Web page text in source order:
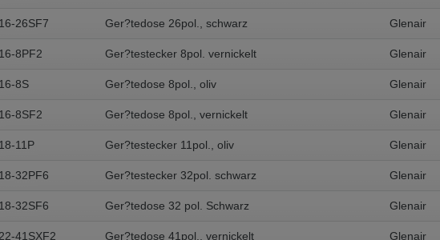
26SF7 Ger?tedose 26pol., schwarz Glenair
8PF2 Ger?testecker 8pol. vernickelt Glenair
8S Ger?tedose 8pol., oliv Glenair
8SF2 Ger?tedose 8pol., vernickelt Glenair
11P Ger?testecker 11pol., oliv Glenair
32PF6 Ger?testecker 32pol. schwarz Glenair
32SF6 Ger?tedose 32 pol. Schwarz Glenair
41SXF2 Ger?tedose 41pol., vernickelt Glenair